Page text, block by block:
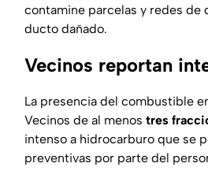
contamine parcelas y redes de
ducto dañado.
Vecinos reportan
La presencia del combustible
Vecinos de al menos tres
intenso a hidrocarburo que se
preventivas por parte del